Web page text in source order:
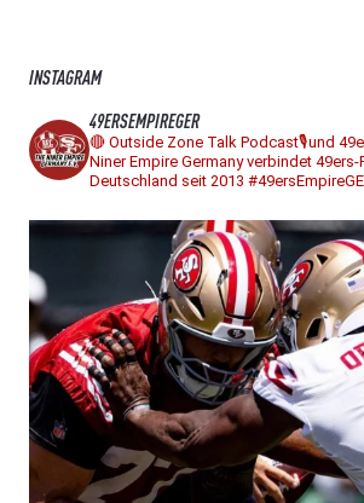
INSTAGRAM
49ERSEMPIREGER
🔴 Outside Zone Talk Podcast🎙️und
Niner Empire Germany verbindet 49ers-
Deutschland seit 2013